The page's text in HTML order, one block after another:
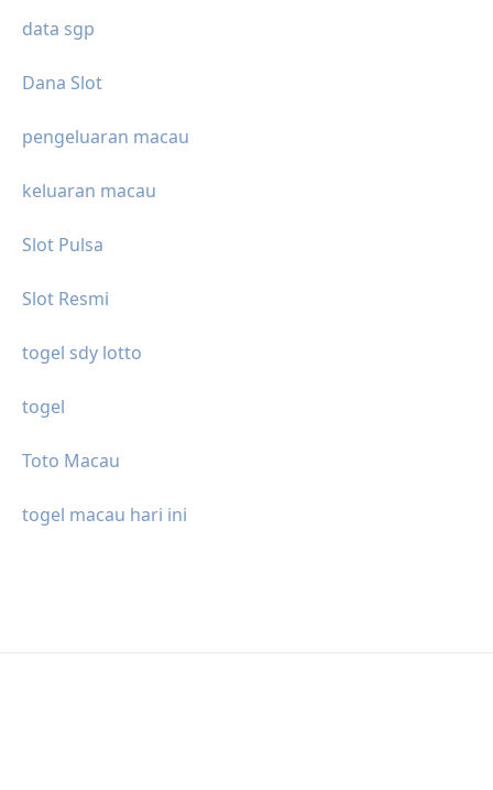
data sgp
Dana Slot
pengeluaran macau
keluaran macau
Slot Pulsa
Slot Resmi
togel sdy lotto
togel
Toto Macau
togel macau hari ini